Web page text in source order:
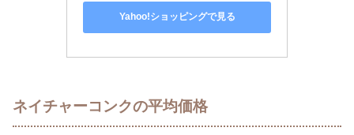
Yahoo!ショッピングで見る
ネイチャーコンクの平均価格